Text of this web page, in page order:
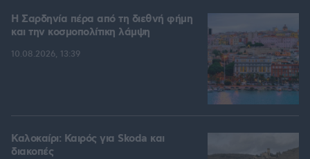
Η Σαρδηνία πέρα από τη διεθνή φήμη
και την κοσμοπολίτικη λάμψη
10.08.2026, 13:39
Καλοκαίρι: Καιρός για Skoda και
διακοπές